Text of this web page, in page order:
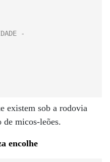
existem sob a rodovia
de micos-leões.
encolhe